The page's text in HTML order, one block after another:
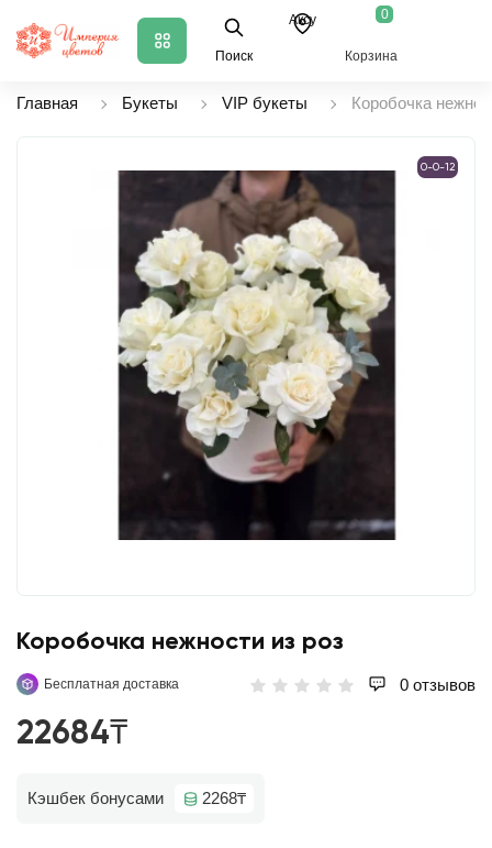
Поиск
Аксу 0
Корзина
Главная Букеты VIP букеты Коробочка
0-0-12
Коробочка нежности из роз
Бесплатная доставка 0 отзывов
22684₸
Кэшбек бонусами 2268₸